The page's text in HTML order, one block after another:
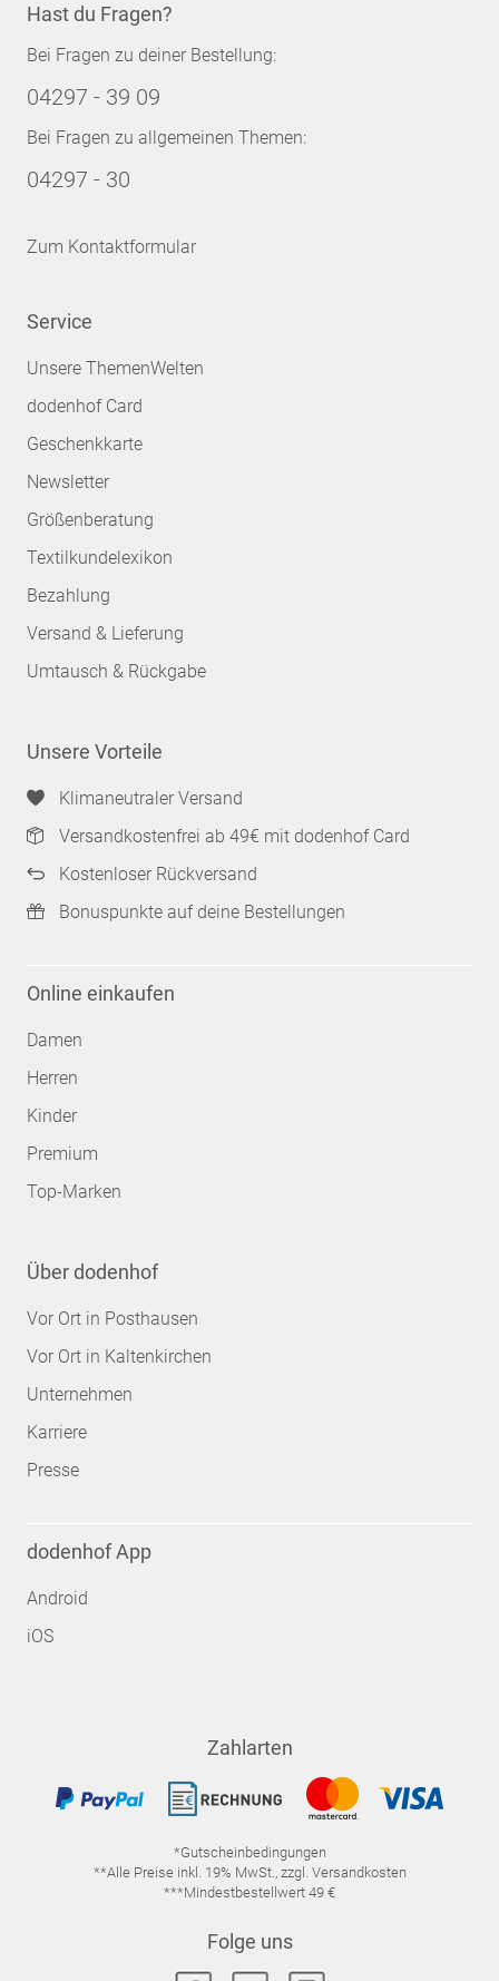
Hast du Fragen?
Bei Fragen zu deiner Bestellung:
04297 - 39 09
Bei Fragen zu allgemeinen Themen:
04297 - 30
Zum Kontaktformular
Service
Unsere ThemenWelten
dodenhof Card
Geschenkkarte
Newsletter
Größenberatung
Textilkundelexikon
Bezahlung
Versand & Lieferung
Umtausch & Rückgabe
Unsere Vorteile
Klimaneutraler Versand
Versandkostenfrei ab 49€ mit dodenhof Card
Kostenloser Rückversand
Bonuspunkte auf deine Bestellungen
Online einkaufen
Damen
Herren
Kinder
Premium
Top-Marken
Über dodenhof
Vor Ort in Posthausen
Vor Ort in Kaltenkirchen
Unternehmen
Karriere
Presse
dodenhof App
Android
iOS
Zahlarten
*Gutscheinbedingungen
**Alle Preise inkl. 19% MwSt., zzgl. Versandkosten
***Mindestbestellwert 49 €
Folge uns